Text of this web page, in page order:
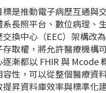
是推動電子病歷互通與
長照平台、數位病理、
換中心（EEC）架構改
取權，將允許醫療機構
漸都以 FHIR 與 Mcode
性，可以從整個醫療資
昇資料庫效率與標準化